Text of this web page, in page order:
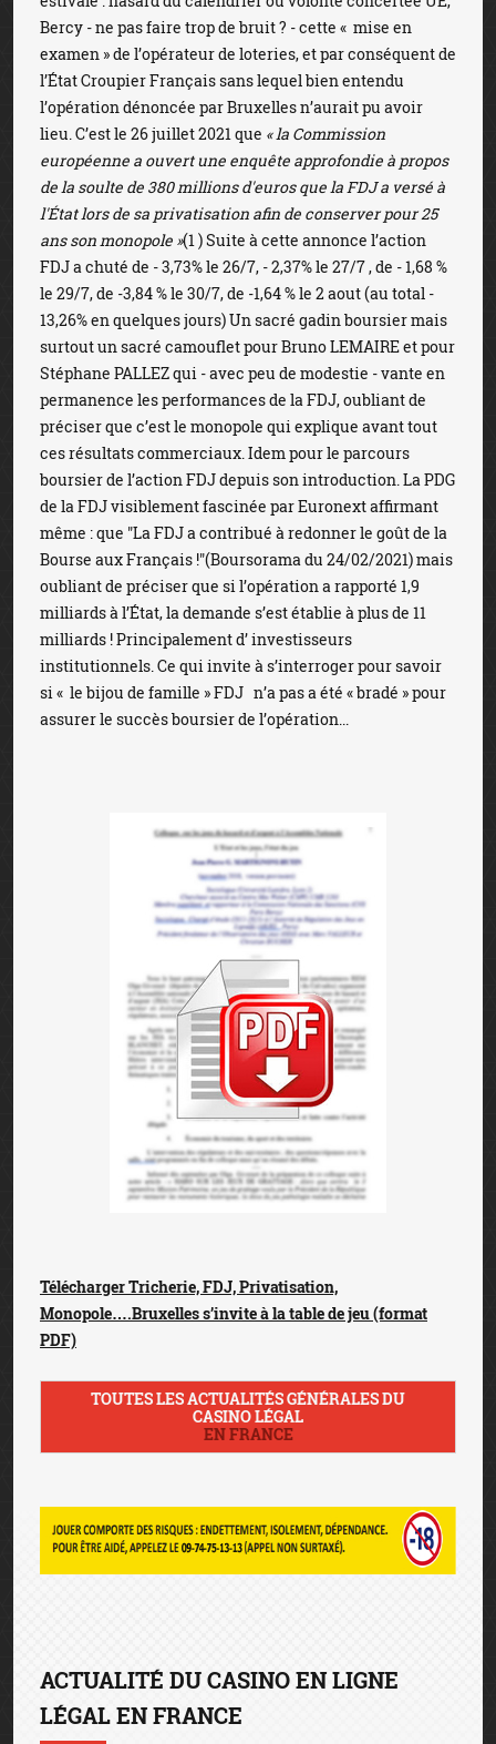
Bercy - ne pas faire trop de bruit ? - cette « mise en
examen » de l’opérateur de loteries, et par conséquent de
l’État Croupier Français sans lequel bien entendu
l’opération dénoncée par Bruxelles n’aurait pu avoir
lieu. C’est le 26 juillet 2021 que « la Commission
européenne a ouvert une enquête approfondie à propos
de la soulte de 380 millions d'euros que la FDJ a versé à
l'État lors de sa privatisation afin de conserver pour 25
ans son monopole »(1 ) Suite à cette annonce l’action
FDJ a chuté de - 3,73% le 26/7, - 2,37% le 27/7 , de - 1,68 %
le 29/7, de -3,84 % le 30/7, de -1,64 % le 2 aout (au total -
13,26% en quelques jours) Un sacré gadin boursier mais
surtout un sacré camouflet pour Bruno LEMAIRE et pour
Stéphane PALLEZ qui - avec peu de modestie - vante en
permanence les performances de la FDJ, oubliant de
préciser que c’est le monopole qui explique avant tout
ces résultats commerciaux. Idem pour le parcours
boursier de l’action FDJ depuis son introduction. La PDG
de la FDJ visiblement fascinée par Euronext affirmant
même : que "La FDJ a contribué à redonner le goût de la
Bourse aux Français !"(Boursorama du 24/02/2021) mais
oubliant de préciser que si l’opération a rapporté 1,9
milliards à l’État, la demande s’est établie à plus de 11
milliards ! Principalement d’ investisseurs
institutionnels. Ce qui invite à s’interroger pour savoir
si « le bijou de famille » FDJ n’a pas a été « bradé » pour
assurer le succès boursier de l’opération...
Télécharger Tricherie, FDJ, Privatisation,
Monopole….Bruxelles s’invite à la table de jeu (format
PDF)
TOUTES LES ACTUALITÉS GÉNÉRALES DU
CASINO LÉGAL
EN FRANCE
ACTUALITÉ DU CASINO EN LIGNE
LÉGAL EN FRANCE